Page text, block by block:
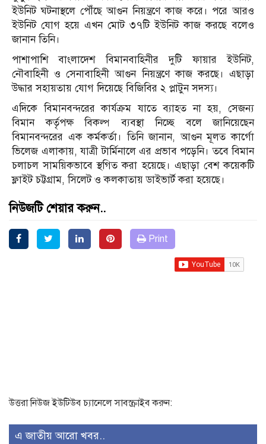
ইউনিট ঘটনাস্থলে পৌঁছে আগুন নিয়ন্ত্রণে কাজ করে। পরে আরও
ইউনিট যোগ হয়ে এখন মোট ৩৭টি ইউনিট কাজ করছে বলেও
জানান তিনি।
পাশাপাশি বাংলাদেশ বিমানবাহিনীর দুটি ফায়ার ইউনিট,
নৌবাহিনী ও সেনাবাহিনী আগুন নিয়ন্ত্রণে কাজ করছে। এছাড়া
উদ্ধার সহায়তায় যোগ দিয়েছে বিজিবির ২ প্লাটুন সদস্য।
এদিকে বিমানবন্দরের কার্যক্রম যাতে ব্যাহত না হয়, সেজন্য
বিমান কর্তৃপক্ষ বিকল্প ব্যবস্থা নিচ্ছে বলে জানিয়েছেন
বিমানবন্দরের এক কর্মকর্তা। তিনি জানান, আগুন মূলত কার্গো
ভিলেজ এলাকায়, যাত্রী টার্মিনালে এর প্রভাব পড়েনি। তবে বিমান
চলাচল সাময়িকভাবে স্থগিত করা হয়েছে। এছাড়া বেশ কয়েকটি
ফ্লাইট চট্টগ্রাম, সিলেট ও কলকাতায় ডাইভার্ট করা হয়েছে।
নিউজটি শেয়ার করুন..
Print
উত্তরা নিউজ ইউটিউব চ্যানেলে সাবস্ক্রাইব করুন:
এ জাতীয় আরো খবর..